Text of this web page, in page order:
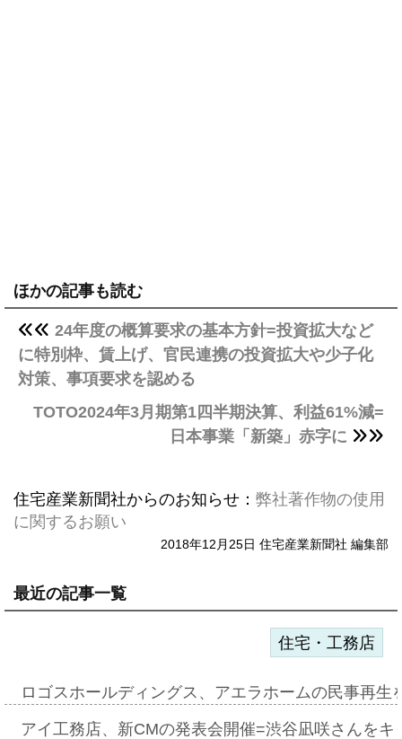
ほかの記事も読む
24年度の概算要求の基本方針=投資拡大など
に特別枠、賃上げ、官民連携の投資拡大や少子化
対策、事項要求を認める
TOTO2024年3月期第1四半期決算、利益61%減=
日本事業「新築」赤字に
住宅産業新聞社からのお知らせ： 弊社著作物の使用
に関するお願い
2018年12月25日 住宅産業新聞社 編集部
最近の記事一覧
住宅・工務店
ロゴスホールディングス、アエラホームの民事再
アイ工務店、新CMの発表会開催=渋谷凪咲さんを